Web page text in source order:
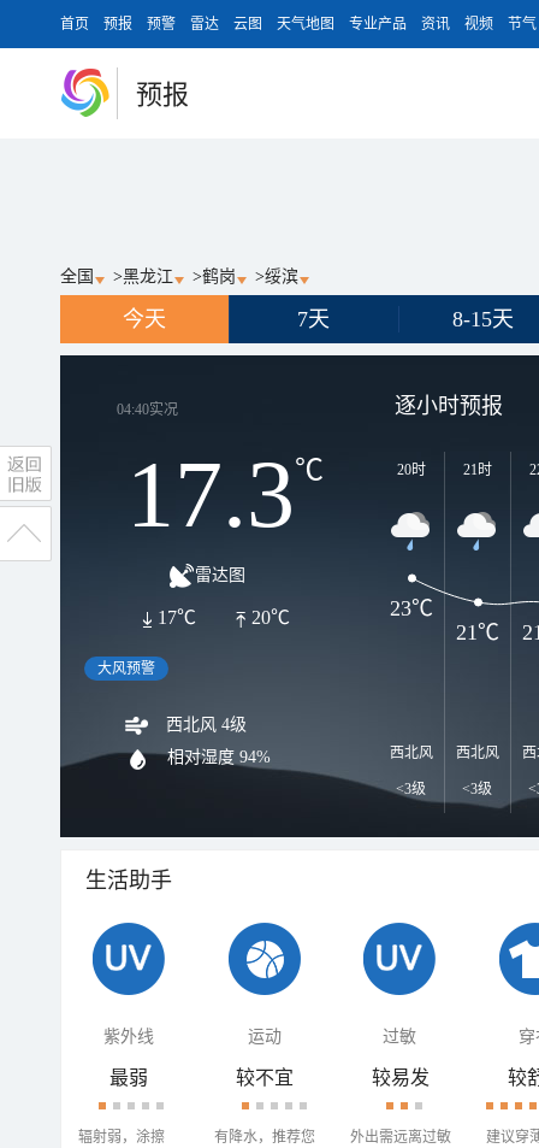
首页 预报 预警 雷达 云图 天气地图 专业产品 资讯 视频 节气
预报
全国 >黑龙江 >鹤岗 >绥滨
今天 7天 8-15天
04:40实况
17.3℃
雷达图
20℃
17℃
大风预警
西北风 4级
相对湿度 94%
逐小时预报
20时
西北风
<3级
21时
西北风
<3级
23℃
21℃
生活助手
紫外线 运动 过敏 穿
最弱
辐射弱，涂擦
较不宜
有降水，推荐您
较易发
外出需远离过敏
较
建议穿